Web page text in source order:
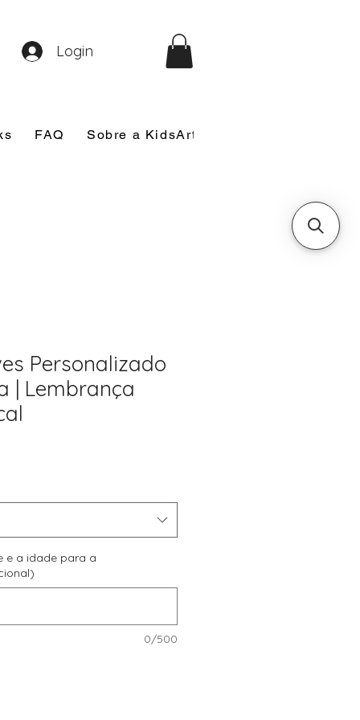
FAQ Sobre a KidsArt
Login
Personalizado
| Lembrança
e a idade para a
0/500